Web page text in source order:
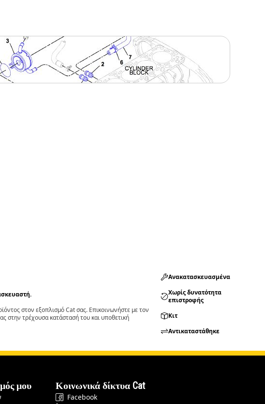
στον εξοπλισμό Cat σας. Επικοινωνήστε με τον
στην τρέχουσα κατάστασή του και υποθετική
Ανακατασκευασμένα
Χωρίς δυνατότητα
επιστροφής
Κιτ
Αντικαταστάθηκε
μου Κοινωνικά δίκτυα Cat
Facebook